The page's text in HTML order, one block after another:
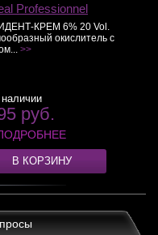
Professionnel
КРЕМ 6% 20 Vol.
окислитель с
>>
руб.
В КОРЗИНУ